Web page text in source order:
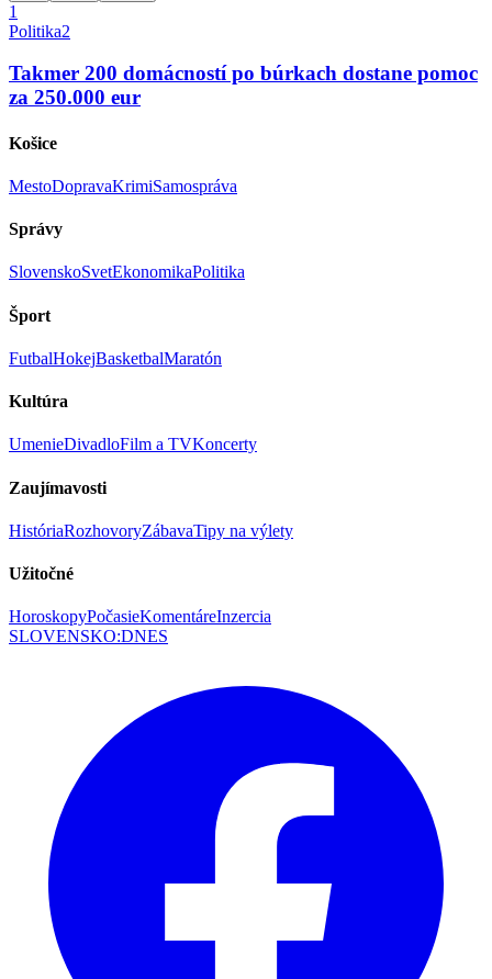
1
Politika2
Takmer 200 domácností po búrkach dostane pomoc
za 250.000 eur
Košice
MestoDopravaKrimiSamospráva
Správy
SlovenskoSvetEkonomikaPolitika
Šport
FutbalHokejBasketbalMaratón
Kultúra
UmenieDivadloFilm a TVKoncerty
Zaujímavosti
HistóriaRozhovoryZábavaTipy na výlety
Užitočné
HoroskopyPočasieKomentáreInzercia
SLOVENSKO:DNES